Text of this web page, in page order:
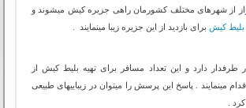
از شهرهای مختلف کشورمان راهی جزیره کیش میشوند و
بلیط کیش برای بازدید از این جزیره زیبا مینمایند .
طرفدار دارد و این تعداد مسافر برای تهیه بلیط کیش از
مینمایند . پاسخ این پرسش را میتوان در زیباییهای طبیعی
.